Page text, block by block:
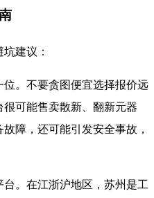
建议：
。不要贪图便宜选择报价远
可能售卖散新、翻新元器
障，还可能引发安全事故，
。在江浙沪地区，苏州是工